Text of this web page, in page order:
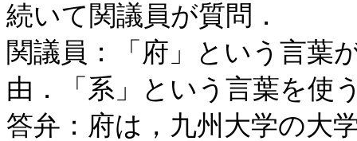
続いて関議員が質問．
関議員：「府」という言葉
由．「系」という言葉を使
答弁：府は，九州大学の大